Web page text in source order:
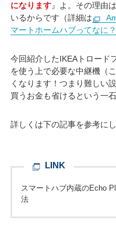
になります』よ。その理由
いるからです（詳細は
マートホームハブってなに？
今回紹介したIKEAトロード
を使う上で必要な中継機（
くなります！つまり難しい
買うお金も省けるという一石
詳しくは下の記事を参考に
LINK
スマートハブ内蔵のEcho
法